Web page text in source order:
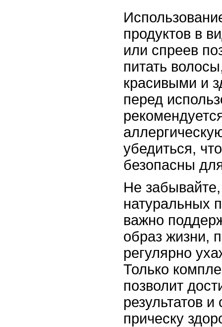
продуктов в
или спреев
питать
красивыми и
перед
убедиться,
безопасны
Не
натуральных
важно
образ жизни,
регулярно
Только
позволит
результатов
прическу